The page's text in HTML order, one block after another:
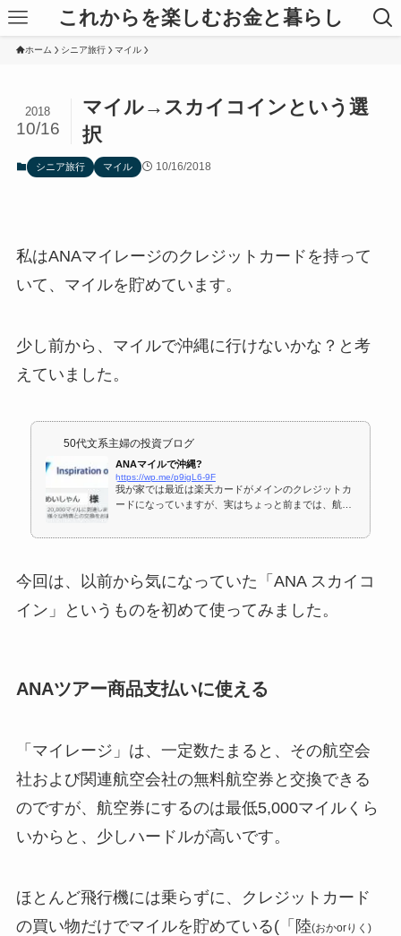
これからを楽しむお金と暮らし
ホーム シニア旅行 マイル
マイル→スカイコインという選
択
2018
10/16
シニア旅行 マイル 10/16/2018
私はANAマイレージのクレジットカードを持って
いて、マイルを貯めています。
少し前から、マイルで沖縄に行けないかな？と考
えていました。
50代文系主婦の投資ブログ
ANAマイルで沖縄?
https://wp.me/p9igL6-9F
我が家では最近は楽天カードがメインのクレジットカ
ードになっていますが、実はちょっと前までは、航空
今回は、以前から気になっていた「ANA スカイコ
イン」というものを初めて使ってみました。
ANAツアー商品支払いに使える
「マイレージ」は、一定数たまると、その航空会
社および関連航空会社の無料航空券と交換できる
のですが、航空券にするのは最低5,000マイルくら
いからと、少しハードルが高いです。
ほとんど飛行機には乗らずに、クレジットカード
の買い物だけでマイルを貯めている(「陸(おかorりく)